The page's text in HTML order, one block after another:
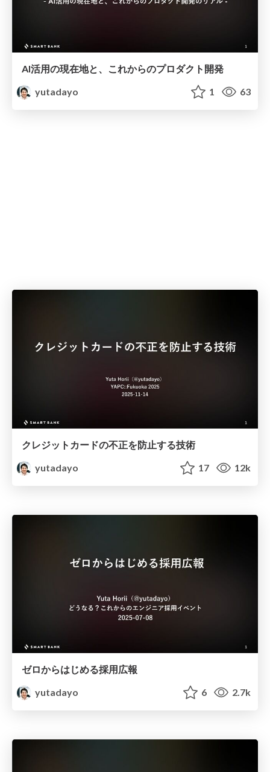
AI活用の現在地と、これからのプロダクト開発
yutadayo
1 63
クレジットカードの不正を防止する技術
yutadayo
17 12k
ゼロからはじめる採用広報
yutadayo
6 2.7k